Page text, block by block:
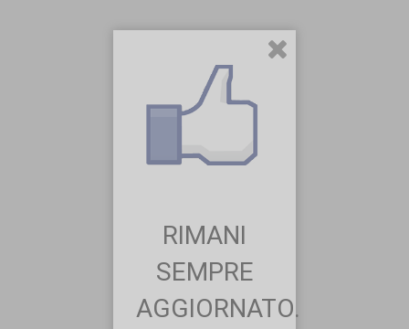
RIMANI
SEMPRE
AGGIORNATO.